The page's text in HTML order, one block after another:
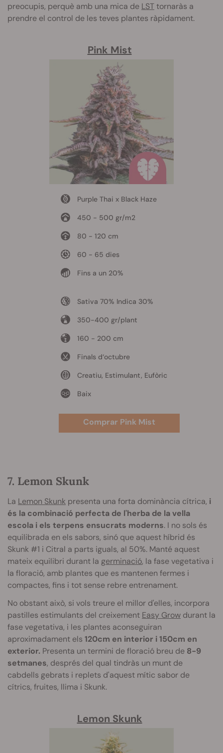
preocupis, perquè amb una mica de LSTtornaràs a
prendre el control de les teves plantes ràpidament.
Pink Mist
Purple Thai x Black Haze
450 - 500 gr/m2
80 - 120 cm
60 - 65 dies
Fins a un 20%
Sativa 70% Indica 30%
350-400 gr/plant
160 - 200 cm
Finals d‘octubre
Creatiu, Estimulant, Eufòric
Baix
Comprar Pink Mist
7. Lemon Skunk
La Lemon Skunk presenta una forta dominància cítrica, i
és la combinació perfecta de l'herba de la vella
escola i els terpens ensucrats moderns. I no sols és
equilibrada en els sabors, sinó que aquest híbrid és
Skunk #1 i Citral a parts iguals, al 50%. Manté aquest
mateix equilibri durant la germinació, la fase vegetativa i
la floració, amb plantes que es mantenen fermes i
compactes, fins i tot sense rebre entrenament.
No obstant això, si vols treure el millor d'elles, incorpora
pastilles estimulants del creixement Easy Grow durant la
fase vegetativa, i les plantes aconseguiran
aproximadament els 120cm en interior i 150cm en
exterior. Presenta un termini de floració breu de 8-9
setmanes, després del qual tindràs un munt de
cabdells gebrats i replets d'aquest mític sabor de
cítrics, fruites, llima i Skunk.
Lemon Skunk